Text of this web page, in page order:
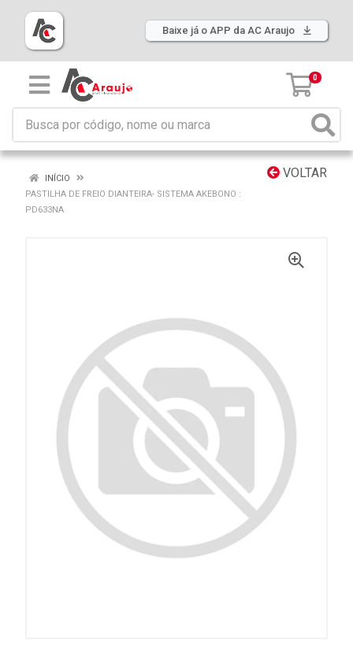
Baixe já o APP da AC Araujo
0
VOLTAR
INÍCIO
PASTILHA DE FREIO DIANTEIRA- SISTEMA AKEBONO :
PD633NA